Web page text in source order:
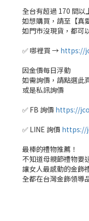
全台有超過 170 間以
如想購買，請至【真
如門市沒現貨，都可
✅ 哪裡買 → https://
因金價每日浮動
如需詢價，請點選此
或是私訊詢價
✅ FB 詢價 https://
✅ LINE 詢價 https://
最棒的禮物推薦！
不知道母親節禮物要
讓女人最感動的金飾
全都在台灣金飾領導